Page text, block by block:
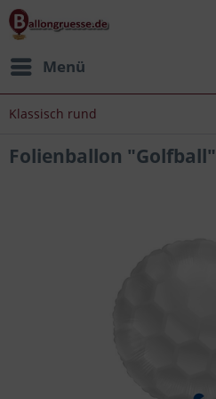
Menü
Klassisch rund
Folienballon "Golfball"